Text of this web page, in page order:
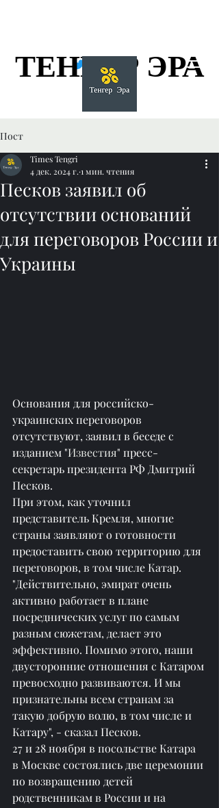
ТЕНГЕР ЭРА
ТЕНГЕР ЭРА
Пост
Песков заявил об
отсутствии оснований
для переговоров России и
Украины
Times Tengri
4 дек. 2024 г. 1 мин. чтения
Основания для российско-
украинских переговоров
отсутствуют, заявил в беседе с
изданием "Известия" пресс-
секретарь президента РФ Дмитрий
Песков.
При этом, как уточнил
представитель Кремля, многие
страны заявляют о готовности
предоставить свою территорию для
переговоров, в том числе Катар.
"Действительно, эмират очень
активно работает в плане
посреднических услуг по самым
разным сюжетам, делает это
эффективно. Помимо этого, наши
двусторонние отношения с Катаром
превосходно развиваются. И мы
признательны всем странам за
такую добрую волю, в том числе и
Катару", - сказал Песков.
27 и 28 ноября в посольстве Катара
в Москве состоялись две церемонии
по возвращению детей
родственникам в России и на